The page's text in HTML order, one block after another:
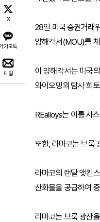
X
카오톡
메일
28일 미국 증권거래
양해각서(MOU)를
이 양해각서는 미국
와이오밍의 탐사 희
REalloys는 이를 사
또한, 라마코는 브룩
라마코의 랜달 앳킨
산화물을 공급하여
라마코는 브룩 광산